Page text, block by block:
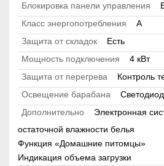
Блокировка панели управления
Класс энергопотребления
A
Защита от складок
Есть
Мощность подключения
4 кВт
Защита от перегрева
Контроль
Освещение барабана
Дополнительно
Электронная
остаточной влажности белья
Функция «Домашние питомцы»
Индикация объема загрузки